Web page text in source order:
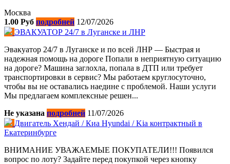
Москва
1.00 Руб подробней 12/07/2026
ЭВАКУАТОР 24/7 в Луганске и ЛНР
Эвакуатор 24/7 в Луганске и по всей ЛНР — Быстрая и
надежная помощь на дороге Попали в неприятную ситуацию
на дороге? Машина заглохла, попала в ДТП или требует
транспортировки в сервис? Мы работаем круглосуточно,
чтобы вы не оставались наедине с проблемой. Наши услуги
Мы предлагаем комплексные решен...
Не указана подробней 11/07/2026
Двигатель Хендай / Киа Hyundai / Kia контрактный в
Екатеринбурге
ВНИМАНИЕ УВАЖАЕМЫЕ ПОКУПАТЕЛИ!!! Появился
вопрос по лоту? Задайте перед покупкой через кнопку